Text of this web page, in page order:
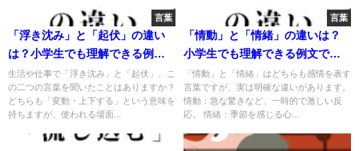
言葉
「浮き沈み」と「起伏」の違い
は？小学生でも理解できる例文
で解説！
生活や仕事で「浮き沈み」と「起伏」、こ
の二つの言葉を聞いたことはありますか？
どちらも「変動・上下する」という意味を
持ちますが、使われる場面...
言葉
「情動」と「情緒」の違いは？
小学生でも理解できる例文で解
説！
「情動」と「情緒」はどちらも感情を表す
言葉ですが、実は明確な違いがあります。
情動：急な驚きなど、一時的で激しい反
応。 情緒：季節を感じる心...